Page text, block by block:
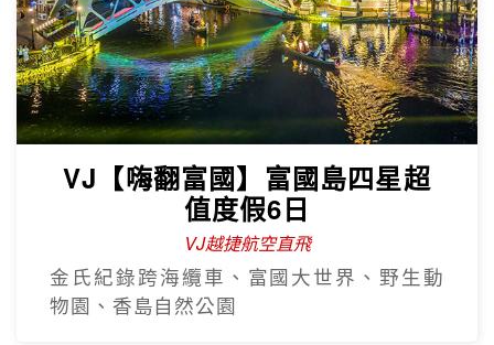
VJ【嗨翻富國】富國島四星超
值度假6日
VJ越捷航空直飛
金氏紀錄跨海纜車、富國大世界、野生動
物園、香島自然公園